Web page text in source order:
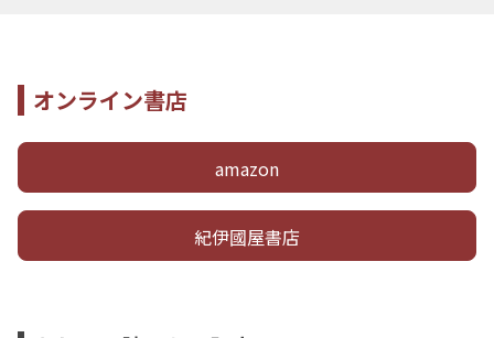
オンライン書店
amazon
紀伊國屋書店